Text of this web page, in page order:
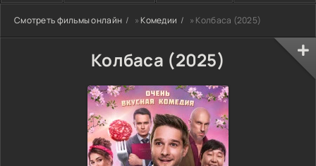
Смотреть фильмы онлайн »Комедии » Колбаса (2025)
Колбаса (2025)